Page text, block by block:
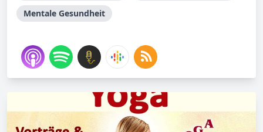
Mentale Gesundheit